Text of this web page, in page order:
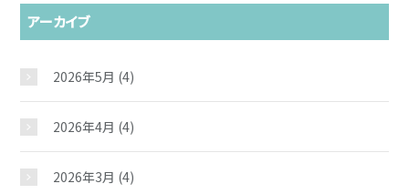
アーカイブ
2026年5月 (4)
2026年4月 (4)
2026年3月 (4)